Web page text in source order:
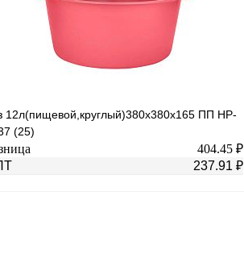
избранное
12л(пищевой,круглый)380х380х165 ПП HP-
(25)
404.45 ₽
237.91 ₽